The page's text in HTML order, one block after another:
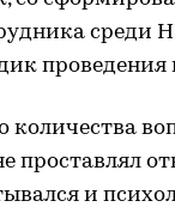
среди
проведения
количества
проставлял
и